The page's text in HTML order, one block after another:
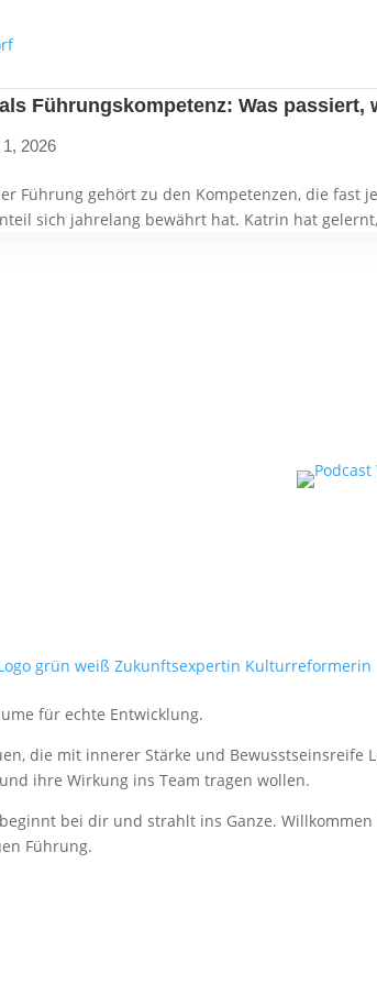
Führungskompetenz: Was
2026
Führung gehört zu den Kompetenzen, die
sich jahrelang bewährt hat. Katrin hat
für echte Entwicklung.
die mit innerer Stärke und Bewusstseinsreife
ihre Wirkung ins Team tragen wollen.
bei dir und strahlt ins Ganze.
Führung.